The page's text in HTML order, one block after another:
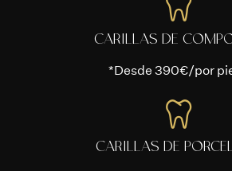
CARILLAS DE
*Desde 390€/por
CARILLAS DE